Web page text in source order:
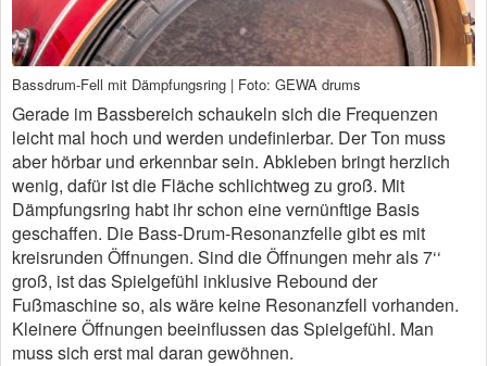
Bassdrum-Fell mit Dämpfungsring | Foto: GEWA drums
Gerade im Bassbereich schaukeln sich die Frequenzen
leicht mal hoch und werden undefinierbar. Der Ton muss
aber hörbar und erkennbar sein. Abkleben bringt herzlich
wenig, dafür ist die Fläche schlichtweg zu groß. Mit
Dämpfungsring habt ihr schon eine vernünftige Basis
geschaffen. Die Bass-Drum-Resonanzfelle gibt es mit
kreisrunden Öffnungen. Sind die Öffnungen mehr als 7‘‘
groß, ist das Spielgefühl inklusive Rebound der
Fußmaschine so, als wäre keine Resonanzfell vorhanden.
Kleinere Öffnungen beeinflussen das Spielgefühl. Man
muss sich erst mal daran gewöhnen.